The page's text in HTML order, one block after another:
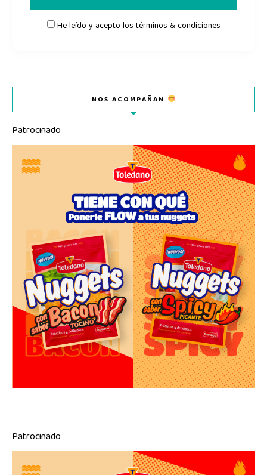
He leído y acepto los términos & condiciones
NOS ACOMPAÑAN
Patrocinado
Patrocinado